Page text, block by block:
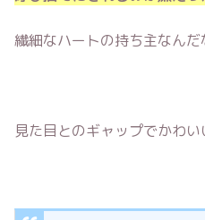
繊細なハートの持ち主なん
見た目とのギャップでかわい